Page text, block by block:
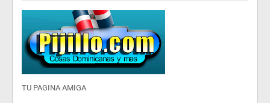
TU PAGINA AMIGA